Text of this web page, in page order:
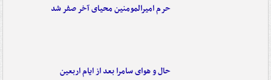
حرم امیرالمومنین محیای آخر صفر شد
حال و هوای سامرا بعد از ایام اربعین